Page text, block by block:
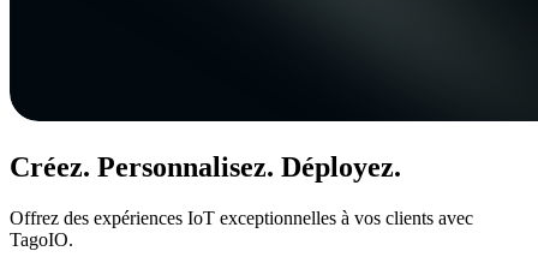
Créez. Personnalisez. Déployez.
Offrez des expériences IoT exceptionnelles à vos clients avec
TagoIO.